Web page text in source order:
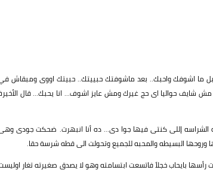
ما اشوفك واحبك.. بعد ماشوفتك حبييتك.. حبيتك اووى ومبقاش
شايف حواليا اى حج غيرك ومش عايز اشوف... انا يحبك... قال
الشراسه إللى كنتى فيها جوا دى... ده أنا انبهرت. ضحكت جودى
وروحها البسيطه والمحبه للجميع وتحولت الى قطه شرسة حقا.
بايحاب خجلاً فاتسعت ابتسامته وهو لا يصدق صغيرته تغار